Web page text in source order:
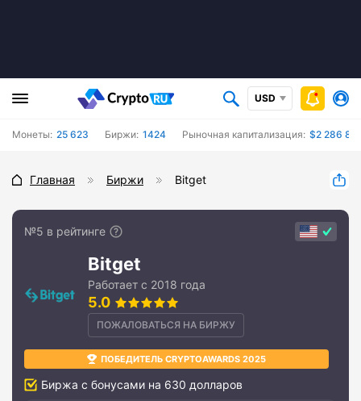
USD
Монеты: 25 623 Биржи: 1424 Рыночная капитализация: $2 286
Главная Биржи Bitget
№5 в рейтинге
Bitget
Работает с 2018 года
5.0
ПОЖАЛОВАТЬСЯ НА БИРЖУ
ПОБЕДИТЕЛЬ CRYPTOAWARDS 2025
Биржа с бонусами на 630 долларов